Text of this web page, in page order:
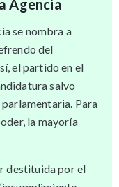
Agencia
se nombra a
del
el partido en el
salvo
Para
la mayoría
destituida por el